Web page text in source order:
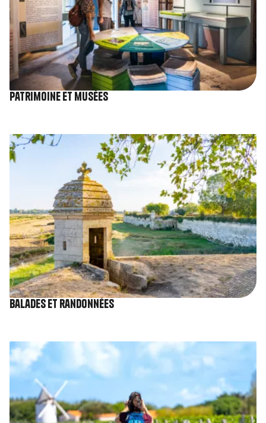
Patrimoine et musées
Image
Balades et randonnées
Image